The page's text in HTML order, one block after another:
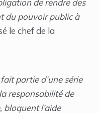
de rendre des
du pouvoir public à
le chef de la
partie d’une série
responsabilité de
l’aide